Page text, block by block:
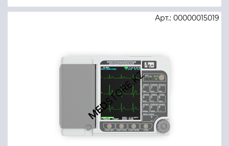
Арт.: 00000015019